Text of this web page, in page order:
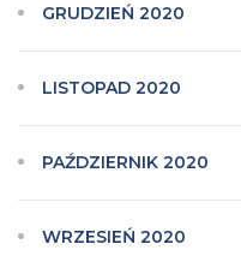
GRUDZIEŃ 2020
LISTOPAD 2020
PAŹDZIERNIK 2020
WRZESIEŃ 2020